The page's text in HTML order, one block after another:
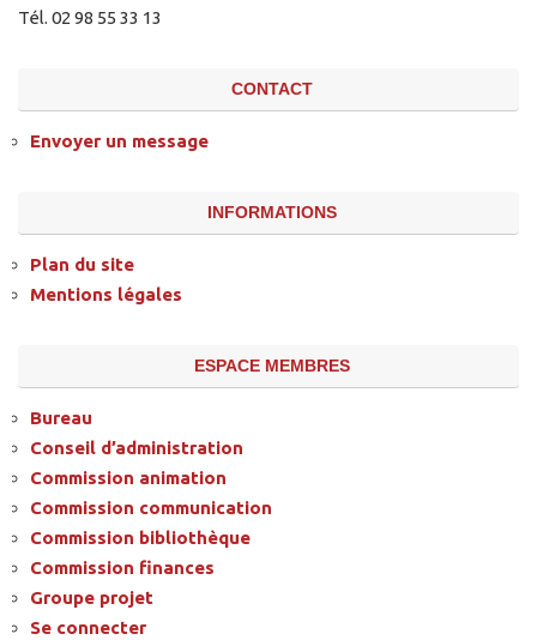
Tél. 02 98 55 33 13
CONTACT
Envoyer un message
INFORMATIONS
Plan du site
Mentions légales
ESPACE MEMBRES
Bureau
Conseil d’administration
Commission animation
Commission communication
Commission bibliothèque
Commission finances
Groupe projet
Se connecter